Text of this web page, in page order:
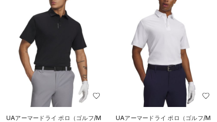
UAアーマードライ ポロ（ゴルフ/M UAアーマードライ ポロ（ゴルフ/M